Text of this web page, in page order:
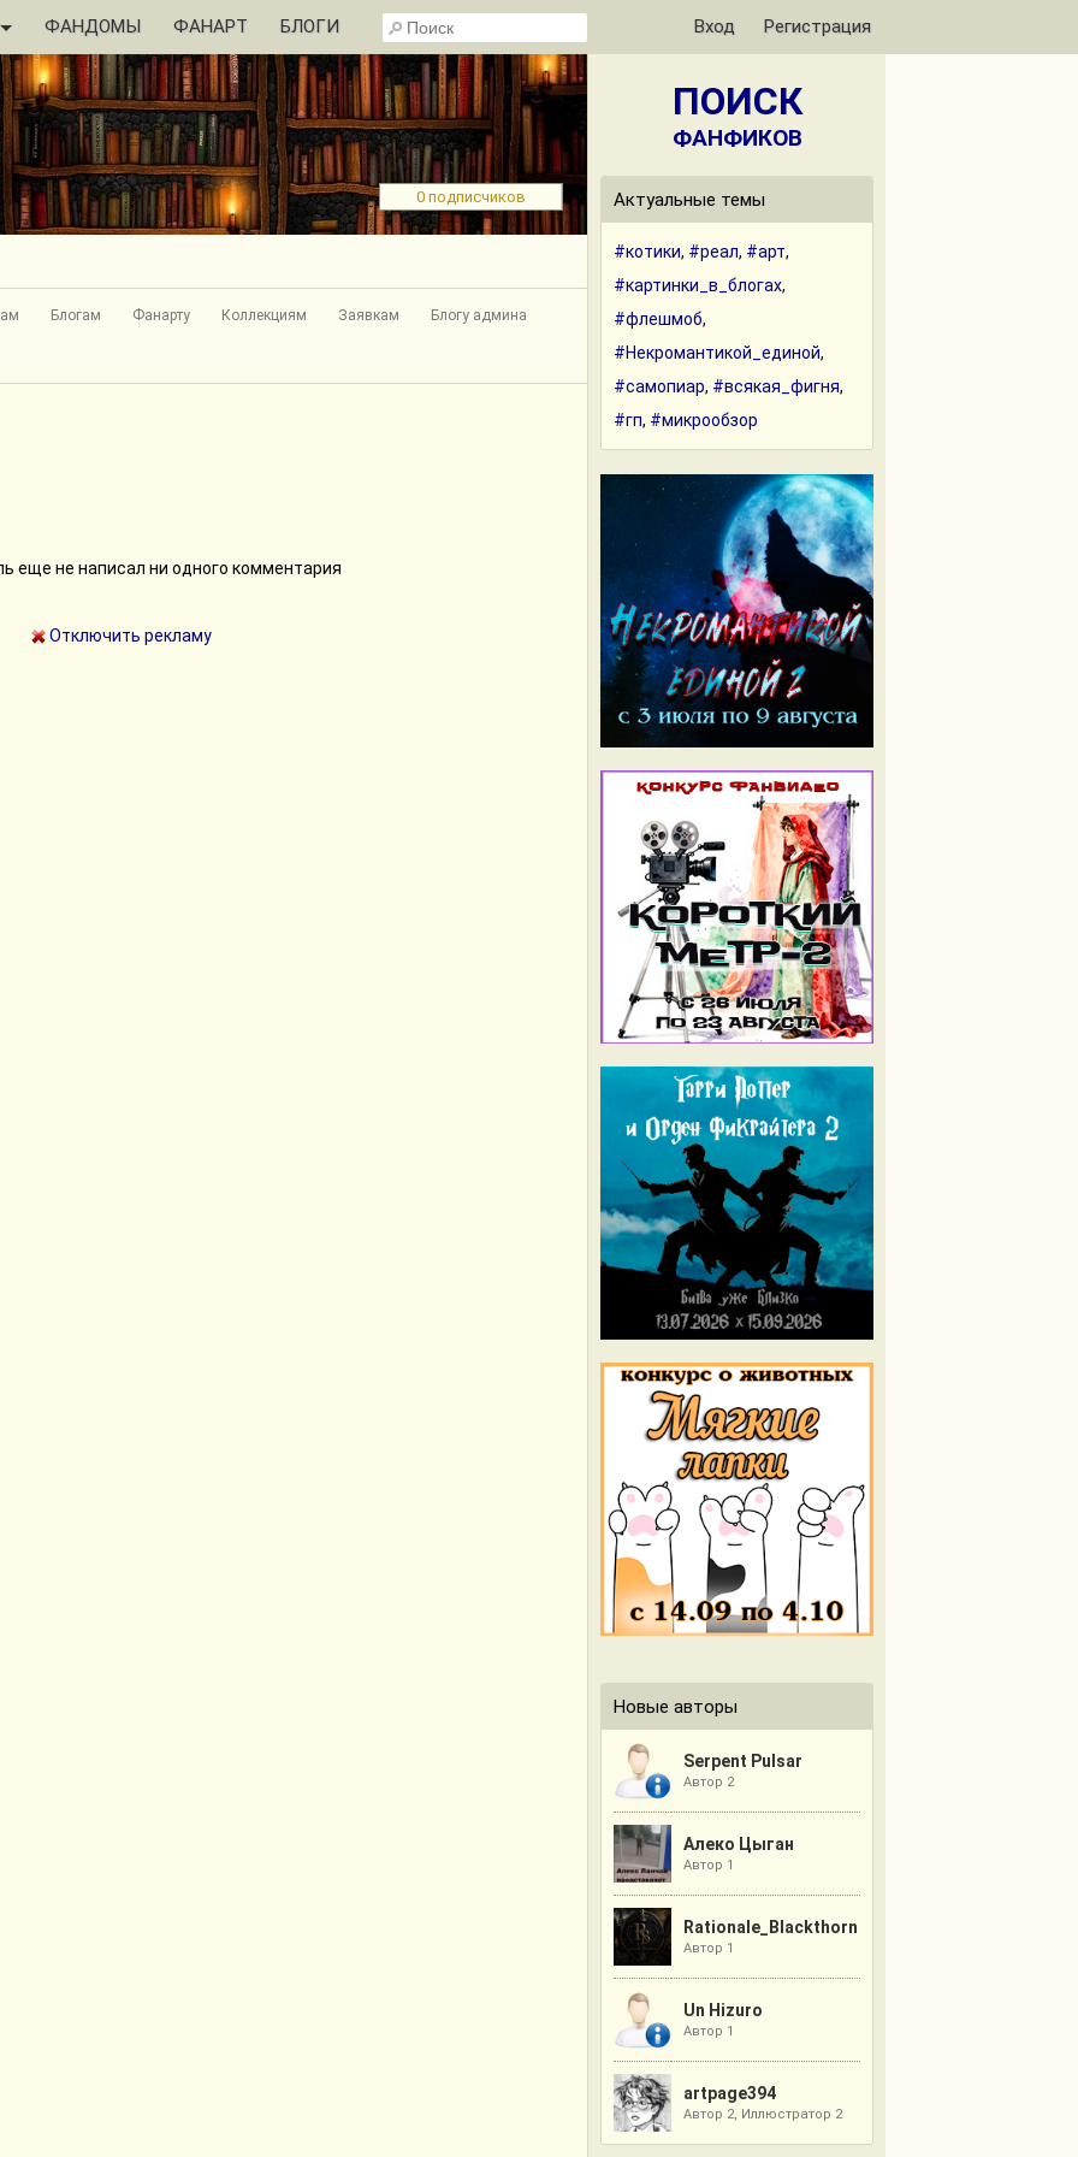
ФАНДОМЫ ФАНАРТ БЛОГИ Вход Регистрация
0 подписчиков
Блогам Фанарту Коллекциям Заявкам Блогу админа
еще не написал ни одного комментария
Отключить рекламу
ПОИСК
ФАНФИКОВ
Актуальные темы
#котики, #реал, #арт,
#картинки_в_блогах,
#флешмоб,
#Некромантикой_единой,
#самопиар, #всякая_фигня,
#гп, #микрообзор
Новые авторы
Serpent Pulsar
Автор 2
Алеко Цыган
Автор 1
Rationale_Blackthorn
Автор 1
Un Hizuro
Автор 1
artpage394
Автор 2, Иллюстратор 2